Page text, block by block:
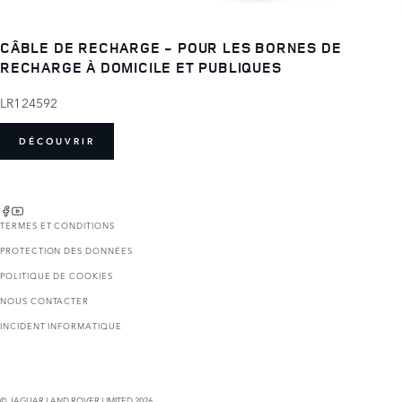
CÂBLE DE RECHARGE - POUR LES BORNES DE
RECHARGE À DOMICILE ET PUBLIQUES
LR124592
DÉCOUVRIR
TERMES ET CONDITIONS
PROTECTION DES DONNÉES
POLITIQUE DE COOKIES
NOUS CONTACTER
INCIDENT INFORMATIQUE